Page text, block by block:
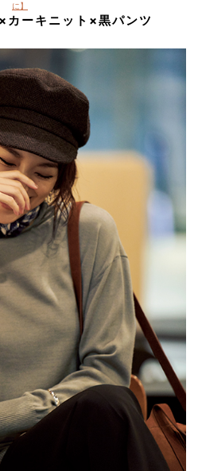
に】
カーキニット×黒パンツ